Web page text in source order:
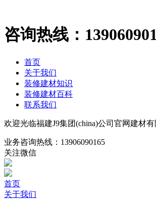
咨询热线：
首页
关于我们
装修建材知识
装修建材百科
联系我们
欢迎光临福建J9集团(china)公司官网建材有
业务咨询热线： 13906090165
关注微信
首页
关于我们